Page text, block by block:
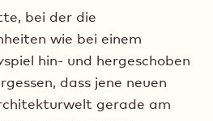
bei der die
wie bei einem
hin- und hergeschoben
dass jene neuen
gerade am